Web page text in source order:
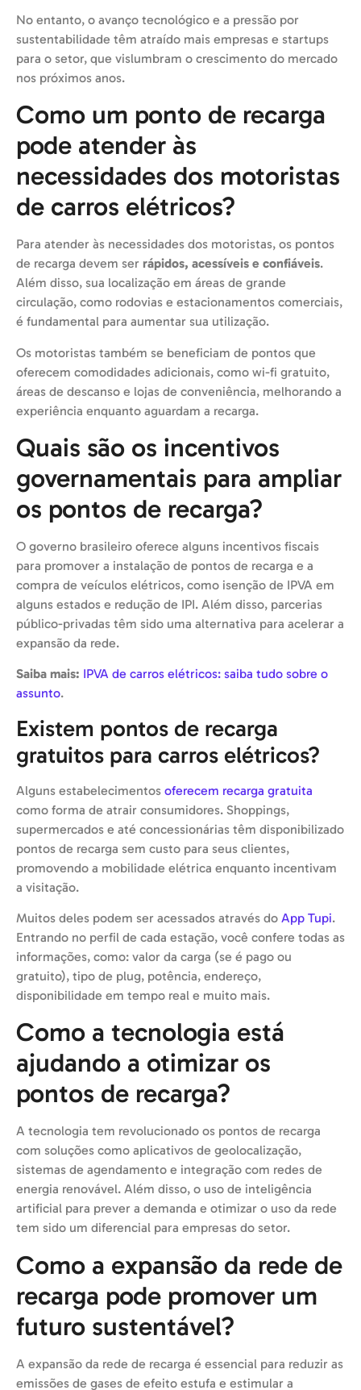
No entanto, o avanço tecnológico e a pressão por
sustentabilidade têm atraído mais empresas e startups
para o setor, que vislumbram o crescimento do mercado
nos próximos anos.
Como um ponto de recarga
pode atender às
necessidades dos motoristas
de carros elétricos?
Para atender às necessidades dos motoristas, os pontos
de recarga devem ser rápidos, acessíveis e confiáveis.
Além disso, sua localização em áreas de grande
circulação, como rodovias e estacionamentos comerciais,
é fundamental para aumentar sua utilização.
Os motoristas também se beneficiam de pontos que
oferecem comodidades adicionais, como wi-fi gratuito,
áreas de descanso e lojas de conveniência, melhorando a
experiência enquanto aguardam a recarga.
Quais são os incentivos
governamentais para ampliar
os pontos de recarga?
O governo brasileiro oferece alguns incentivos fiscais
para promover a instalação de pontos de recarga e a
compra de veículos elétricos, como isenção de IPVA em
alguns estados e redução de IPI. Além disso, parcerias
público-privadas têm sido uma alternativa para acelerar a
expansão da rede.
Saiba mais: IPVA de carros elétricos: saiba tudo sobre o
assunto.
Existem pontos de recarga
gratuitos para carros elétricos?
Alguns estabelecimentos oferecem recarga gratuita
como forma de atrair consumidores. Shoppings,
supermercados e até concessionárias têm disponibilizado
pontos de recarga sem custo para seus clientes,
promovendo a mobilidade elétrica enquanto incentivam
a visitação.
Muitos deles podem ser acessados através do App Tupi.
Entrando no perfil de cada estação, você confere todas as
informações, como: valor da carga (se é pago ou
gratuito), tipo de plug, potência, endereço,
disponibilidade em tempo real e muito mais.
Como a tecnologia está
ajudando a otimizar os
pontos de recarga?
A tecnologia tem revolucionado os pontos de recarga
com soluções como aplicativos de geolocalização,
sistemas de agendamento e integração com redes de
energia renovável. Além disso, o uso de inteligência
artificial para prever a demanda e otimizar o uso da rede
tem sido um diferencial para empresas do setor.
Como a expansão da rede de
recarga pode promover um
futuro sustentável?
A expansão da rede de recarga é essencial para reduzir as
emissões de gases de efeito estufa e estimular a